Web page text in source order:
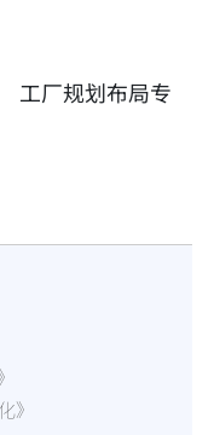
厂规划布局专
》